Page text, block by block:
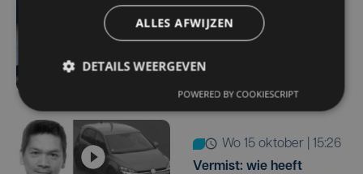
wo 15 oktober | 15:26
Vermist: wie heeft
ALLES AFWIJZEN
DETAILS WEERGEVEN
POWERED BY COOKIESCRIPT